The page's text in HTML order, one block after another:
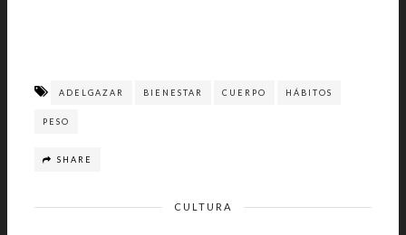
ADELGAZAR BIENESTAR CUERPO HÁBITOS
PESO
SHARE
CULTURA